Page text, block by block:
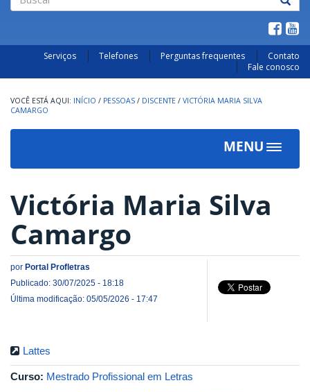
Serviços Telefones Perguntas frequentes
Contato
Fale conosco
INÍCIO / PESSOAS / DISCENTE / VICTÓRIA MARIA SILVA
CAMARGO
MENU
Toggle
Victória Maria Silva
Camargo
por Portal Profletras
Publicado: 30/07/2025 - 18:18
Última modificação: 05/05/2026 - 17:47
Lattes
Curso: Mestrado Profissional em Letras